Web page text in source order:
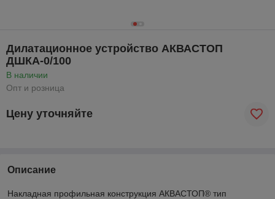
Дилатационное устройство АКВАСТОП
ДШКА-0/100
В наличии
Опт и розница
Цену уточняйте
Описание
Накладная профильная конструкция АКВАСТОП® тип